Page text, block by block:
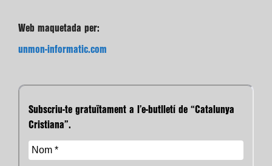
Web maquetada per:
unmon-informatic.com
Subscriu-te gratuïtament a l’e-butlletí de “Catalunya
Cristiana”.